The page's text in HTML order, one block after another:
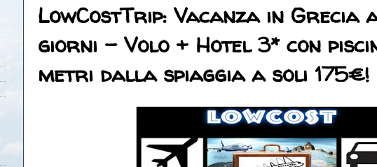
LowCostTrip: Vacanza in Grecia
giorni - Volo + Hotel 3* con
metri dalla spiaggia a soli 175€!